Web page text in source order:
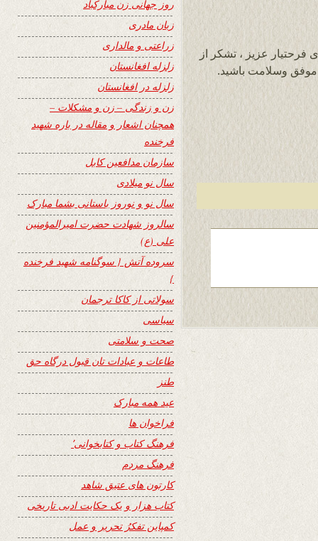
فرحتیار عزیز ، تشکر از
وسلامت باشید.
روز جهانی زن مبارکباد
زبان مادری
زراعتی و مالداری
زلزله افغانستان
زلزله در افغانستان
زن و زندگی – زن و مشکلات –
همچنان اشعار و مقاله در باره شهید
فرخنده
سازمان مدافعین کابل
سال نو میلادی
سال نو و نوروز باستانی بشما مبارک
سالروز شهادت حضرت امیرالمؤمنین
علی (ع)
سروده آتش { سوگنامه شهید فرخنده
}
سولاتی از کاکا ترجمان
سیاسی
صحت و سلامتی
طاعات و عبادات تان قبول درگاه حق
طنز
عید همه مبارک
فراخوان ها
فرهنگ کتاب و کتابخوانی٬
فرهنگ مردم
کارتون های عتیق شاهد
کتاب هزار و یک حکایت ادبی تاریخی
کمپاین تفکرُ تحریر و عمل